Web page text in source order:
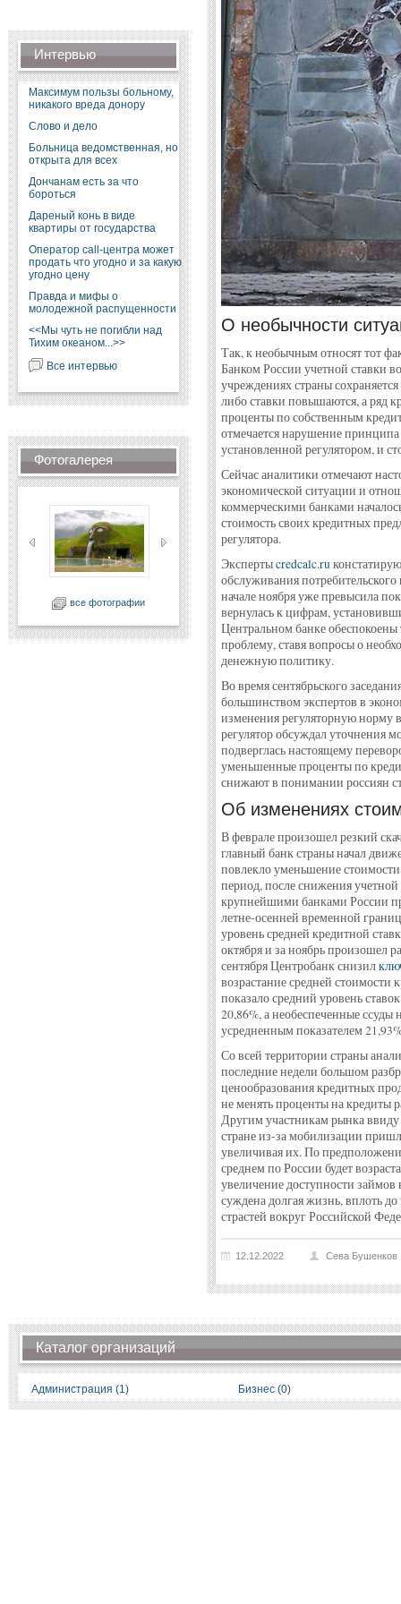
Интервью
Максимум пользы больному,
никакого вреда донору
Слово и дело
Больница ведомственная, но
открыта для всех
Дончанам есть за что
бороться
Дареный конь в виде
квартиры от государства
Оператор call-центра может
продать что угодно и за какую
угодно цену
Правда и мифы о
молодежной распущенности
<<Мы чуть не погибли над
Тихим океаном...>>
Все интервью
Фотогалерея
все фотографии
О необычности
Так, к необычным относят тот
Банком России учетной ставки
учреждениях страны
либо ставки повышаются, а ряд
проценты по собственным
отмечается нарушение
установленной регулятором, и
Сейчас аналитики отмечают
экономической ситуации и
коммерческими банками
стоимость своих кредитных
регулятора.
Экспертыcredcalc.ru
обслуживания потребительского
начале ноября уже превысила
вернулась к цифрам,
Центральном банке
проблему, ставя вопросы о
денежную политику.
Во время сентябрьского
большинством экспертов в
изменения регуляторную норму
регулятор обсуждал уточнения
подверглась настоящему
уменьшенные проценты по
снижают в понимании россиян
Об изменениях
В феврале произошел резкий
главный банк страны начал
повлекло уменьшение
период, после снижения
крупнейшими банками России
летне-осенней временной
уровень средней кредитной
октября и за ноябрь произошел
сентября Центробанк снизил
возрастание средней стоимости
показало средний уровень
20,86%, а необеспеченные ссуды
усредненным показателем
Со всей территории страны
последние недели большом
ценообразования кредитных
не менять проценты на кредиты
Другим участникам рынка
стране из-за мобилизации
увеличивая их. По
среднем по России будет
увеличение доступности
суждена долгая жизнь, вплоть
страстей вокруг Российской
12.12.2022 Сева Бушенков
Каталог организаций
Администрация (1) Бизнес (0)